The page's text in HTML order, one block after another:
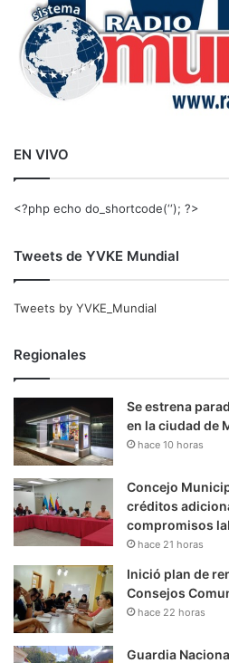
EN VIVO
<?php echo do_shortcode(‘‘); ?>
Tweets de YVKE Mundial
Tweets by YVKE_Mundial
Regionales
Se estrena
en la ciudad de
hace 10 horas
Concejo
créditos
compromisos
hace 21 horas
Inició plan de
Consejos
hace 22 horas
Guardia